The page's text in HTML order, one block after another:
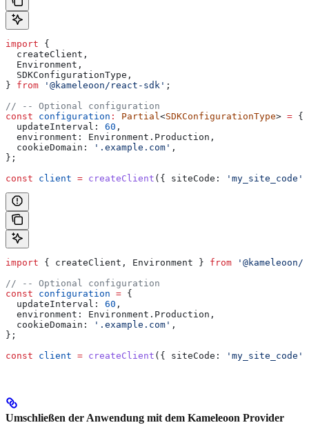
import {
  createClient
,
  Environment
,
  SDKConfigurationType
,
} from '@kameleoon/react-sdk' ;
// -- Optional configuration
const configuration : Partial<SDKConfigurationType> = {
  updateInterval:
60 ,
  environment:
Environment . Production ,
  cookieDomain:
'.example.com' ,
};
const client = createClient ({ siteCode: 'my_site_code'
import { createClient , Environment } from
// -- Optional configuration
const configuration = {
  updateInterval:
60 ,
  environment:
Environment . Production ,
  cookieDomain:
'.example.com' ,
};
const client = createClient ({ siteCode: 'my_site_code'
Umschließen der Anwendung mit dem Kameleoon Provider